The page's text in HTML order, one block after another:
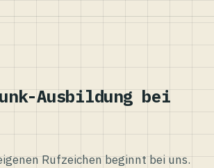
Ausbildung bei
Rufzeichen beginnt bei uns.